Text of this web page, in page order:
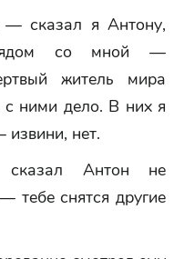
сказал я Антону,
со мной —
житель мира
ними дело. В них я
нет.
Антон не
снятся другие